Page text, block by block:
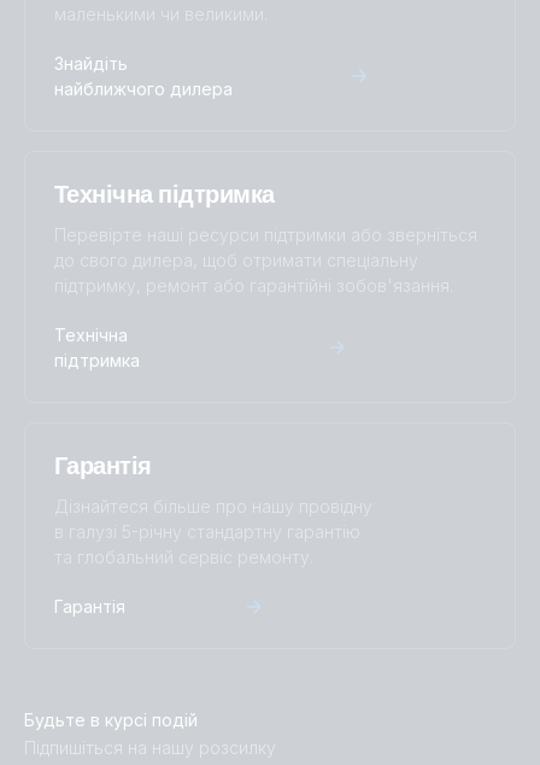
маленькими чи великими.
Знайдіть
найближчого дилера
Технічна підтримка
Перевірте наші ресурси підтримки або зверніться
до свого дилера, щоб отримати спеціальну
підтримку, ремонт або гарантійні зобов'язання.
Технічна
підтримка
Гарантія
Дізнайтеся більше про нашу провідну
в галузі 5-річну стандартну гарантію
та глобальний сервіс ремонту.
Гарантія
Будьте в курсі подій
Підпишіться на нашу розсилку